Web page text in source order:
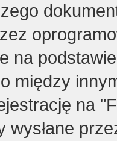
na
między
na
wysłane